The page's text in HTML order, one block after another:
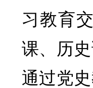
习教育
课、历
通过党